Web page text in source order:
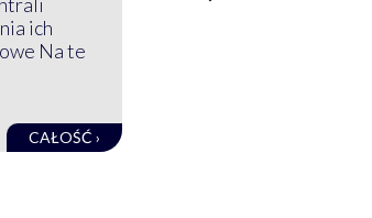
ich
Na te
CAŁOŚĆ ›